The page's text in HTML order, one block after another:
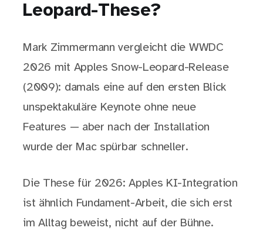
Leopard-These?
Mark Zimmermann vergleicht die WWDC
2026 mit Apples Snow-Leopard-Release
(2009): damals eine auf den ersten Blick
unspektakuläre Keynote ohne neue
Features — aber nach der Installation
wurde der Mac spürbar schneller.
Die These für 2026: Apples KI-Integration
ist ähnlich Fundament-Arbeit, die sich erst
im Alltag beweist, nicht auf der Bühne.